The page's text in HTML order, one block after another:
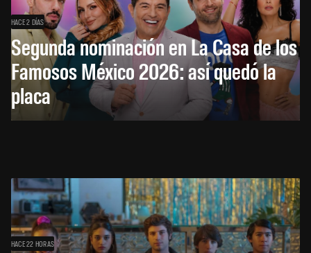
HACE 2 DÍAS
Segunda nominación en La Casa de los
Famosos México 2026: así quedó la
placa
HACE 22 HORAS